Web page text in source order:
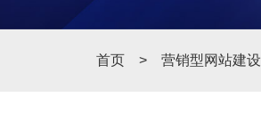
首页 > 营销型网站建设